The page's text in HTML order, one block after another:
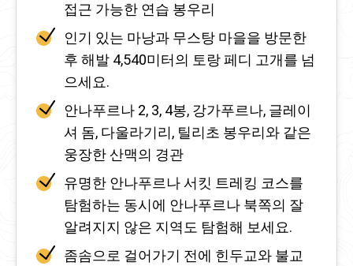
접근 가능한 연습 봉우리
인기 있는 마낭과 무스탕 마을을 방문한
후 해발 4,540미터의 토랑 페디 고개를 넘
으세요.
안나푸르나 2, 3, 4봉, 강가푸르나, 글레이
셔 돔, 다울라기리, 틸리초 봉우리와 같은
웅장한 산맥의 경관
유명한 안나푸르나 서킷 트레킹 코스를
탐험하는 동시에 안나푸르나 북쪽의 잘
알려지지 않은 지역도 탐험해 보세요.
좀솜으로 걸어가기 전에 힌두교와 불교